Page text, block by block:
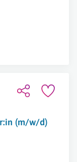
(m/w/d)